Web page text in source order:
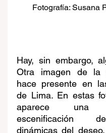
Fotografía: Susana
Hay, sin embargo,
Otra imagen de la
hace presente en
de Lima. En estas
aparece una
escenificación
dinámicas del